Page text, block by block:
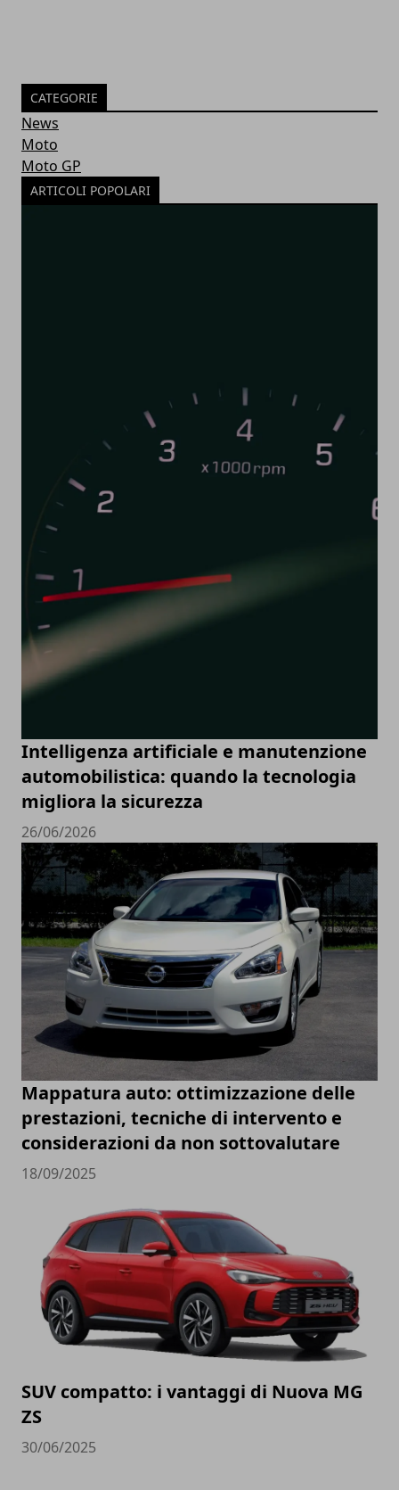
CATEGORIE
News
Moto
Moto GP
ARTICOLI POPOLARI
Intelligenza artificiale e manutenzione
automobilistica: quando la tecnologia
migliora la sicurezza
26/06/2026
Mappatura auto: ottimizzazione delle
prestazioni, tecniche di intervento e
considerazioni da non sottovalutare
18/09/2025
SUV compatto: i vantaggi di Nuova MG
ZS
30/06/2025